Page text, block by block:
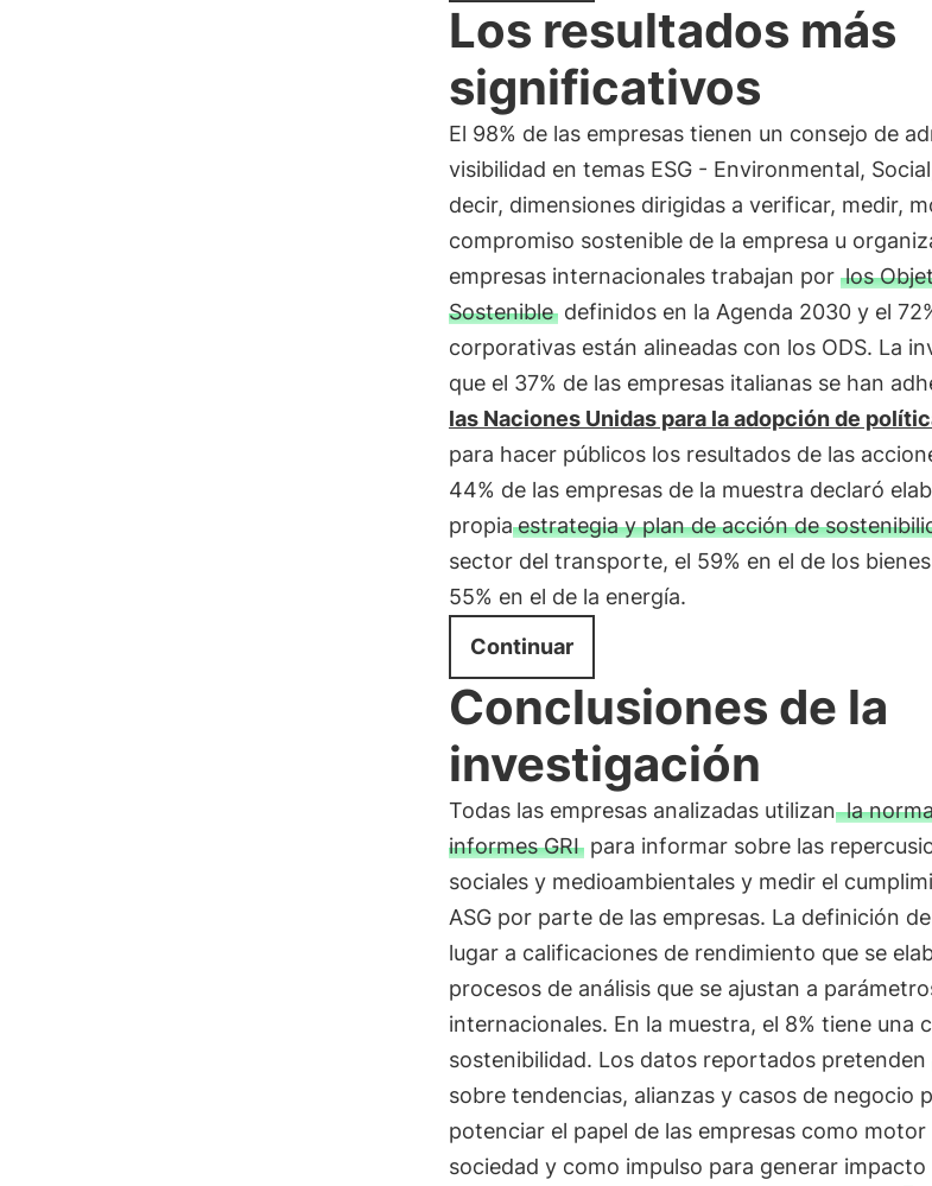
Los resultados más
significativos
El 98% de las empresas tienen un consejo de
visibilidad en temas ESG - Environmental,
decir, dimensiones dirigidas a verificar, medir,
compromiso sostenible de la empresa u
empresas internacionales trabajan por los
Sostenibledefinidos en la Agenda 2030 y el
corporativas están alineadas con los ODS. La
que el 37% de las empresas italianas se han
las Naciones Unidas para la adopción de
para hacer públicos los resultados de las
44% de las empresas de la muestra declaró
propia estrategia y plan de acción de
sector del transporte, el 59% en el de los
55% en el de la energía.
Continuar
Conclusiones de la
investigación
Todas las empresas analizadas utilizan la
informes GRIpara informar sobre las
sociales y medioambientales y medir el
ASG por parte de las empresas. La definición
lugar a calificaciones de rendimiento que se
procesos de análisis que se ajustan a
internacionales. En la muestra, el 8% tiene una
sostenibilidad. Los datos reportados pretenden
sobre tendencias, alianzas y casos de negocio
potenciar el papel de las empresas como motor
sociedad y como impulso para generar